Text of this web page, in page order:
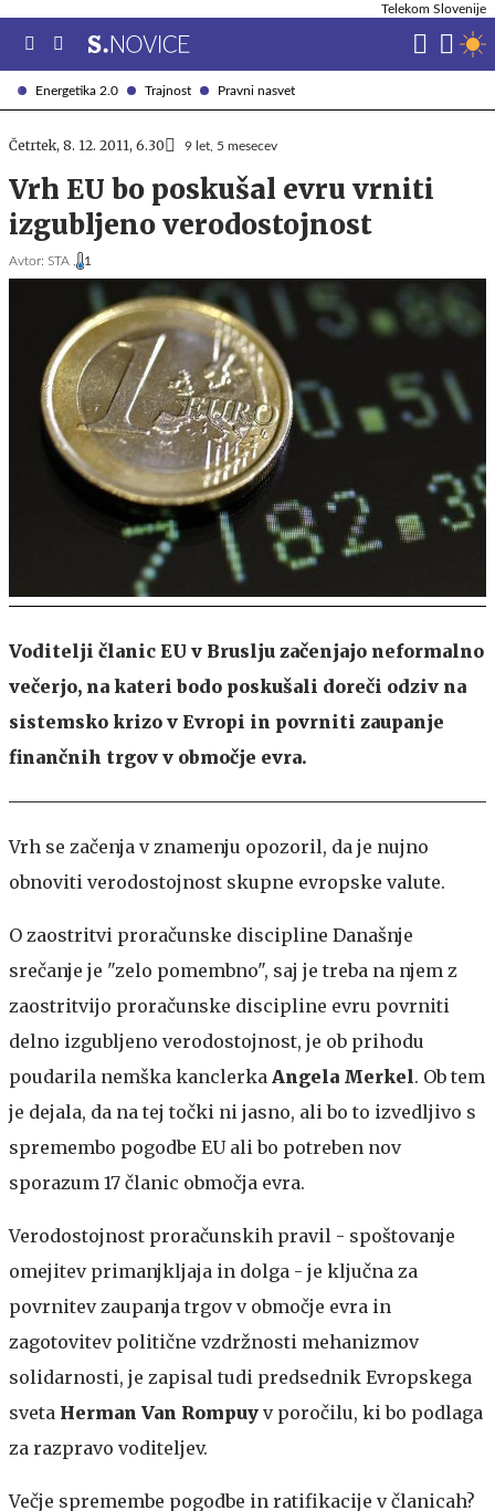
Energetika 2.0 Trajnost Pravni nasvet
Telekom Slovenije
Četrtek, 8. 12. 2011, 6.30 9 let, 5 mesecev
Vrh EU bo poskušal evru vrniti
izgubljeno verodostojnost
Avtor: STA , 1
Voditelji članic EU v Bruslju začenjajo neformalno
večerjo, na kateri bodo poskušali doreči odziv na
sistemsko krizo v Evropi in povrniti zaupanje
finančnih trgov v območje evra.
Vrh se začenja v znamenju opozoril, da je nujno
obnoviti verodostojnost skupne evropske valute.
O zaostritvi proračunske discipline Današnje
srečanje je "zelo pomembno", saj je treba na njem z
zaostritvijo proračunske discipline evru povrniti
delno izgubljeno verodostojnost, je ob prihodu
poudarila nemška kanclerka Angela Merkel. Ob tem
je dejala, da na tej točki ni jasno, ali bo to izvedljivo s
spremembo pogodbe EU ali bo potreben nov
sporazum 17 članic območja evra.
Verodostojnost proračunskih pravil - spoštovanje
omejitev primanjkljaja in dolga - je ključna za
povrnitev zaupanja trgov v območje evra in
zagotovitev politične vzdržnosti mehanizmov
solidarnosti, je zapisal tudi predsednik Evropskega
sveta Herman Van Rompuy v poročilu, ki bo podlaga
za razpravo voditeljev.
Večje spremembe pogodbe in ratifikacije v članicah?